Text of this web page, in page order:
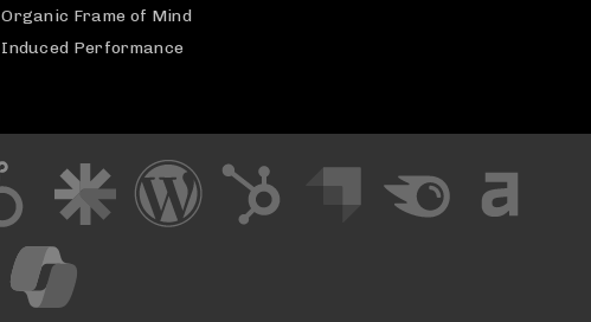
Organic Frame of Mind
Induced Performance